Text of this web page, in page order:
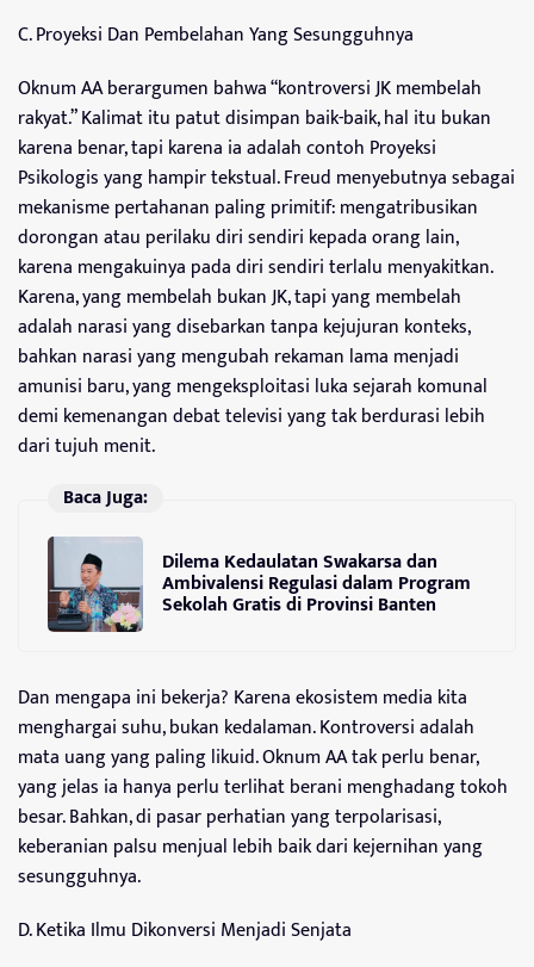
C. Proyeksi Dan Pembelahan Yang Sesungguhnya
Oknum AA berargumen bahwa “kontroversi JK membelah
rakyat.” Kalimat itu patut disimpan baik-baik, hal itu bukan
karena benar, tapi karena ia adalah contoh Proyeksi
Psikologis yang hampir tekstual. Freud menyebutnya sebagai
mekanisme pertahanan paling primitif: mengatribusikan
dorongan atau perilaku diri sendiri kepada orang lain,
karena mengakuinya pada diri sendiri terlalu menyakitkan.
Karena, yang membelah bukan JK, tapi yang membelah
adalah narasi yang disebarkan tanpa kejujuran konteks,
bahkan narasi yang mengubah rekaman lama menjadi
amunisi baru, yang mengeksploitasi luka sejarah komunal
demi kemenangan debat televisi yang tak berdurasi lebih
dari tujuh menit.
Baca Juga:
Dilema Kedaulatan Swakarsa dan
Ambivalensi Regulasi dalam Program
Sekolah Gratis di Provinsi Banten
Dan mengapa ini bekerja? Karena ekosistem media kita
menghargai suhu, bukan kedalaman. Kontroversi adalah
mata uang yang paling likuid. Oknum AA tak perlu benar,
yang jelas ia hanya perlu terlihat berani menghadang tokoh
besar. Bahkan, di pasar perhatian yang terpolarisasi,
keberanian palsu menjual lebih baik dari kejernihan yang
sesungguhnya.
D. Ketika Ilmu Dikonversi Menjadi Senjata